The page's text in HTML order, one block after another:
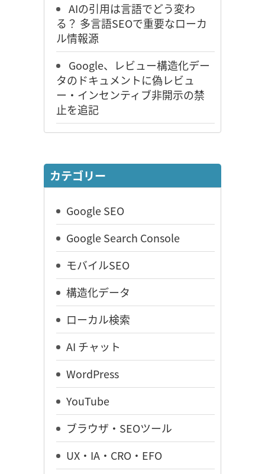
AIの引用は言語でどう変わ
る？ 多言語SEOで重要なローカ
ル情報源
Google、レビュー構造化デー
タのドキュメントに偽レビュ
ー・インセンティブ非開示の禁
止を追記
カテゴリー
Google SEO
Google Search Console
モバイルSEO
構造化データ
ローカル検索
AI チャット
WordPress
YouTube
ブラウザ・SEOツール
UX・IA・CRO・EFO